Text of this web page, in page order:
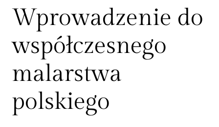
Wprowadzenie do
współczesnego
malarstwa
polskiego